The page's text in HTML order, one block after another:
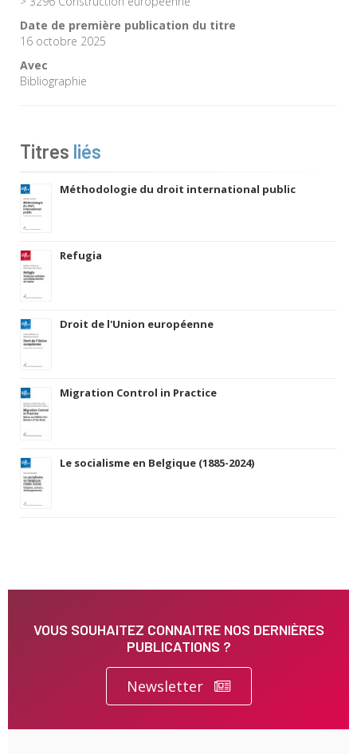
Date de première publication du titre
16 octobre 2025
Avec
Bibliographie
Titres liés
Méthodologie du droit international public
Refugia
Droit de l'Union européenne
Migration Control in Practice
Le socialisme en Belgique (1885-2024)
VOUS SOUHAITEZ CONNAITRE NOS DERNIÈRES
PUBLICATIONS ?
Newsletter